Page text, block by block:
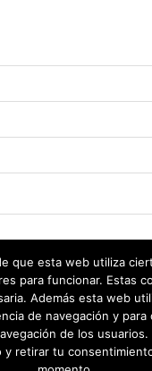
que esta web utiliza
para funcionar. Estas
Además esta web
de navegación y
de los usuarios.
y retirar tu